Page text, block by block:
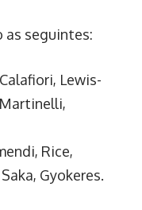
as seguintes:
Lewis-
Rice,
Gyokeres.